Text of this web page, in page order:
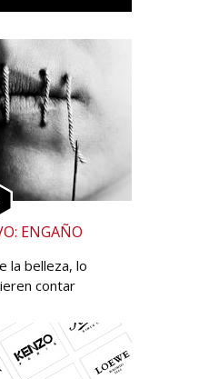
ENGAÑO
la belleza, lo
contar